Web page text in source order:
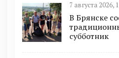
7 августа 2026,
В Брянске
субботник